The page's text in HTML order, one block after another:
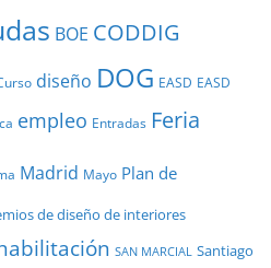
BOE CODDIG
diseño DOG EASD EASD
empleo Entradas Feria
Madrid Mayo Plan de
de diseño de interiores
SAN MARCIAL Santiago